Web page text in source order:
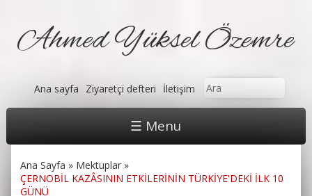
Ahmed Yüksel Özemre
Ana sayfa Ziyaretçi defteri İletişim Arama formu
Ara
☰ Menu
Buradasınız
Ana Sayfa » Mektuplar »
ÇERNOBİL KAZÂSININ ETKİLERİNİN TÜRKİYE'DEKİ İLK 10
GÜNÜ